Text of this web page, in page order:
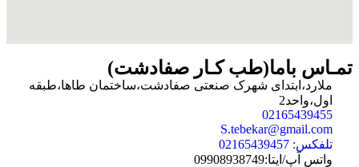
تمـاس باما(طب کـار صفادشت)
ملارد،ابتدای شهرک صنعتی صفادشت،ساختمان طاها،طبقه
اول،واحد2
02165439455
S.tebekar@gmail.com
تلفکس: 02165439457
واتس آپ/ایتا:09908938749